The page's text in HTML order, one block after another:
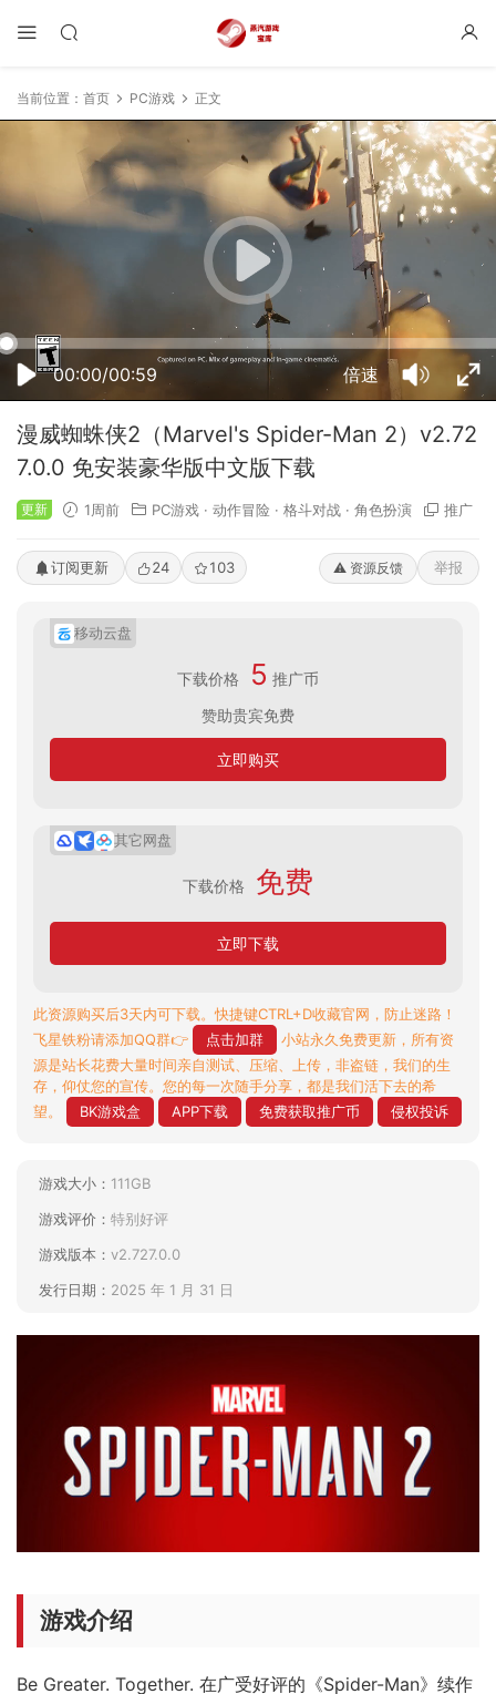
当前位置： 首页 PC游戏 正文
00:00/00:59 倍速
50% 75% 100%
漫威蜘蛛侠2（Marvel's Spider-Man 2）v2.72
7.0.0 免安装豪华版中文版下载
更新 1周前 PC游戏 · 动作冒险 · 格斗对战 · 角色扮演 推广
订阅更新 24 103 ⚠️ 资源反馈 举报
移动云盘
下载价格 5 推广币
赞助贵宾免费
立即购买
其它网盘
下载价格 免费
立即下载
此资源购买后3天内可下载。快捷键CTRL+D收藏官网，防止迷路！
飞星铁粉请添加QQ群👉
点击加群
小站永久免费更新，所有资
源是站长花费大量时间亲自测试、压缩、上传，非盗链，我们的生
存，仰仗您的宣传。您的每一次随手分享，都是我们活下去的希
望。
BK游戏盒 APP下载 免费获取推广币 侵权投诉
游戏大小： 111GB
游戏评价： 特别好评
游戏版本： v2.727.0.0
发行日期： 2025 年 1 月 31 日
游戏介绍
Be Greater. Together. 在广受好评的《Spider-Man》续作